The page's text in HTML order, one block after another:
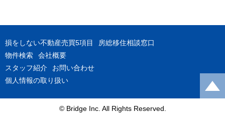
損をしない不動産売買5項目
房総移住相談窓口
物件検索
会社概要
スタッフ紹介
お問い合わせ
個人情報の取り扱い
© Bridge Inc. All Rights Reserved.